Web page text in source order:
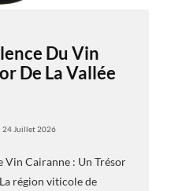
Du Vin
De La Vallée
24 Juillet 2026
Cairanne : Un Trésor
région viticole de